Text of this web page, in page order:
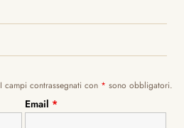
I campi contrassegnati con * sono obbligatori.
Email *